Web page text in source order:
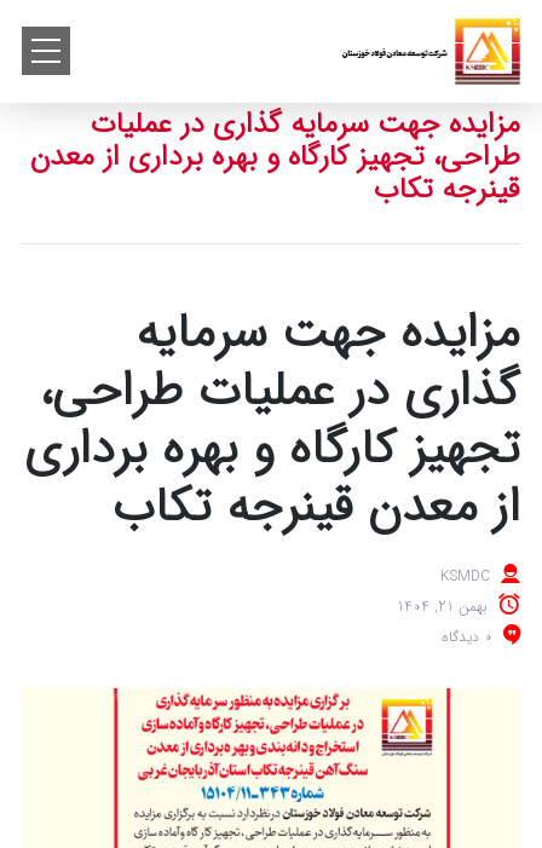
مزایده جهت سرمایه گذاری در عملیات
طراحی، تجهیز کارگاه و بهره برداری از معدن
قینرجه تکاب
مزایده جهت سرمایه
گذاری در عملیات طراحی،
تجهیز کارگاه و بهره برداری
از معدن قینرجه تکاب
KSMDC
بهمن 21, 1404
0 دیدگاه